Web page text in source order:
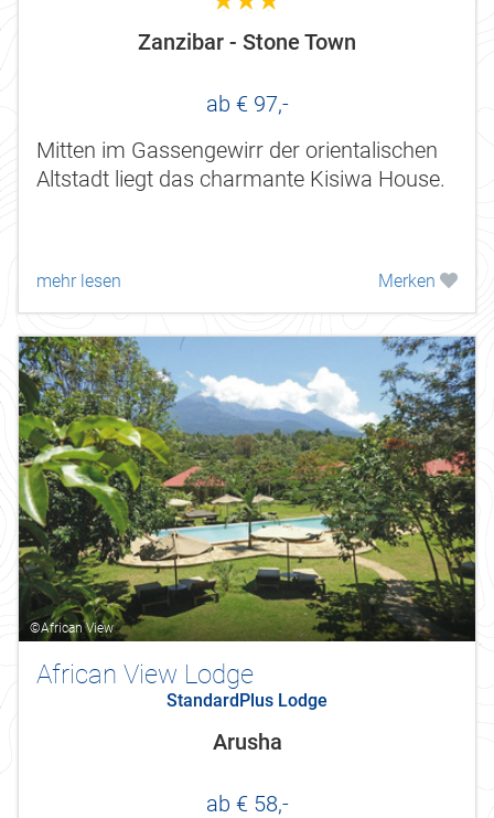
Zanzibar - Stone Town
ab € 97,-
Mitten im Gassengewirr der orientalischen
Altstadt liegt das charmante Kisiwa House.
mehr lesen Merken
©African View
African View Lodge
StandardPlus Lodge
Arusha
ab € 58,-